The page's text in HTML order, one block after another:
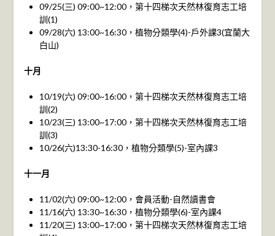
09/25(三) 09:00~12:00，第十四梯次天然林復育志工培
訓(1)
09/28(六) 13:00~16:30，植物分類學(4)-戶外課3(宜蘭大
白山)
十月
10/19(六) 09:00~16:00，第十四梯次天然林復育志工培
訓(2)
10/23(三) 13:00~17:00，第十四梯次天然林復育志工培
訓(3)
10/26(六)13:30-16:30，植物分類學(5)-室內課3
十一月
11/02(六) 09:00~12:00，會員活動-自然讀書會
11/16(六) 13:30~16:30，植物分類學(6)-室內課4
11/20(三) 13:00~17:00，第十四梯次天然林復育志工培